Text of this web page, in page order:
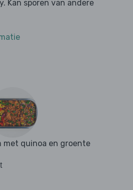
Kan sporen van andere
met quinoa en groente